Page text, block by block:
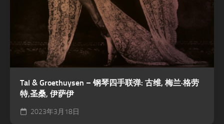
Tal & Groethuysen – 钢琴四手联弹: 古维, 梅兰·格劳
特,圣桑, 伊萨伊
2023年3月18日